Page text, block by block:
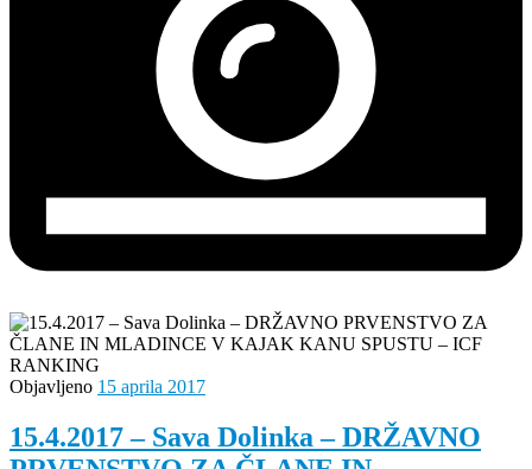
Objavljeno 15 aprila 2017
15.4.2017 – Sava Dolinka – DRŽAVNO